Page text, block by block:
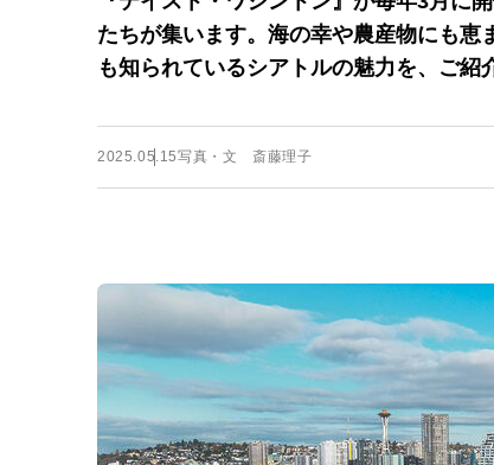
たちが集います。海の幸や農産物にも恵
も知られているシアトルの魅力を、ご紹
2025.05.15写真・文 斎藤理子